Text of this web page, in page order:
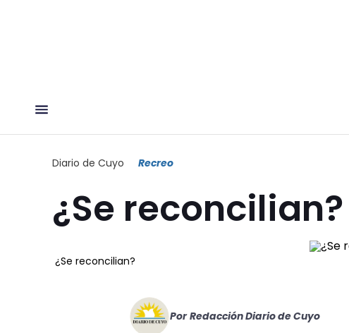
Diario de Cuyo Recreo
¿Se reconcilian?
¿Se reconcilian?
Por Redacción Diario de Cuyo